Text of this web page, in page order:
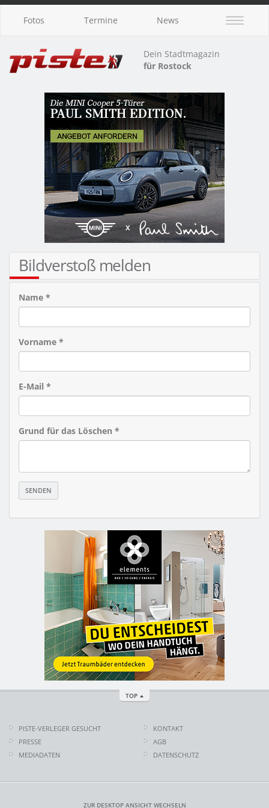
Fotos Termine News
Dein Stadtmagazin
für Rostock
Bildverstoß melden
Name *
Vorname *
E-Mail *
Grund für das Löschen *
TOP
PISTE-VERLEGER GESUCHT
PRESSE
MEDIADATEN
KONTAKT
AGB
DATENSCHUTZ
ZUR DESKTOP ANSICHT WECHSELN